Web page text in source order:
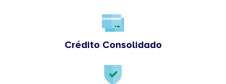
Crédito Consolidado